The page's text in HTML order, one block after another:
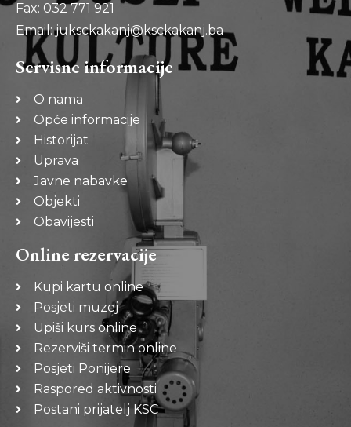
Fax: 032 771 921
Email: juksckakanj@ksckakanj.ba
Servisne informacije
O nama
Opće informacije
Historijat
Uprava
Javne nabavke
Objekti
Obavijesti
Online rezervacije
Kupi kartu online
Posjeti muzej
Upiši kurs online
Rezerviši termin online
Posjeti Ponijere
Raspored aktivnosti
Postani prijatelj KSC